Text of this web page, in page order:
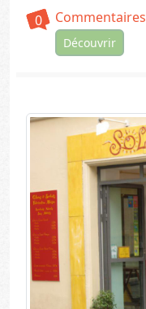
0
Commentaires
Découvrir